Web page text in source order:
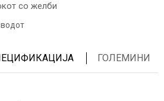
со желби
ГОЛЕМИНИ